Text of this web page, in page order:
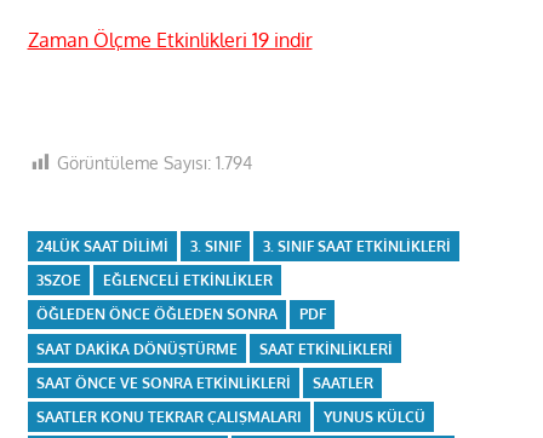
Zaman Ölçme Etkinlikleri 19 indir
Görüntüleme Sayısı: 1.794
24LÜK SAAT DILIMI 3. SINIF
3. SINIF SAAT ETKINLIKLERI
3SZOE
EĞLENCELI ETKINLIKLER
ÖĞLEDEN ÖNCE ÖĞLEDEN SONRA
PDF
SAAT DAKIKA DÖNÜŞTÜRME
SAAT ETKINLIKLERI
SAAT ÖNCE VE SONRA ETKINLIKLERI
SAATLER
SAATLER KONU TEKRAR ÇALIŞMALARI
YUNUS KÜLCÜ